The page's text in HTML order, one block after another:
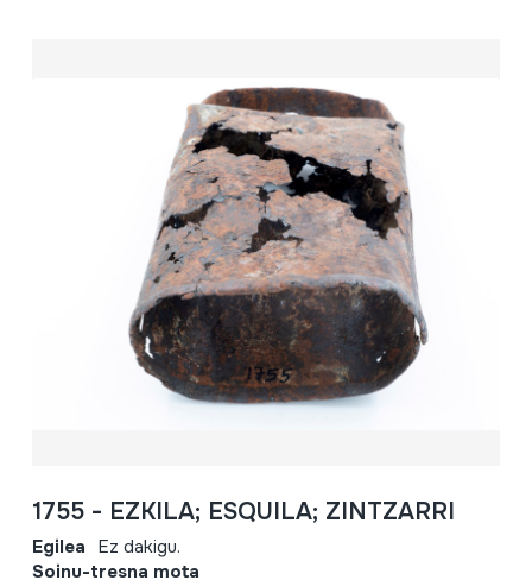
1755 - EZKILA; ESQUILA; ZINTZARRI
Egilea Ez dakigu.
Soinu-tresna mota